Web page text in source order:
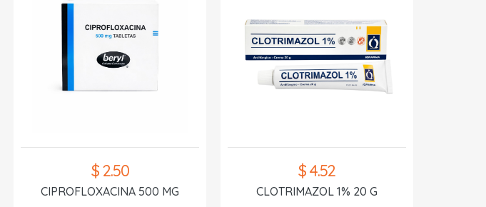
$ 2.50
CIPROFLOXACINA 500 MG
$ 4.52
CLOTRIMAZOL 1% 20 G